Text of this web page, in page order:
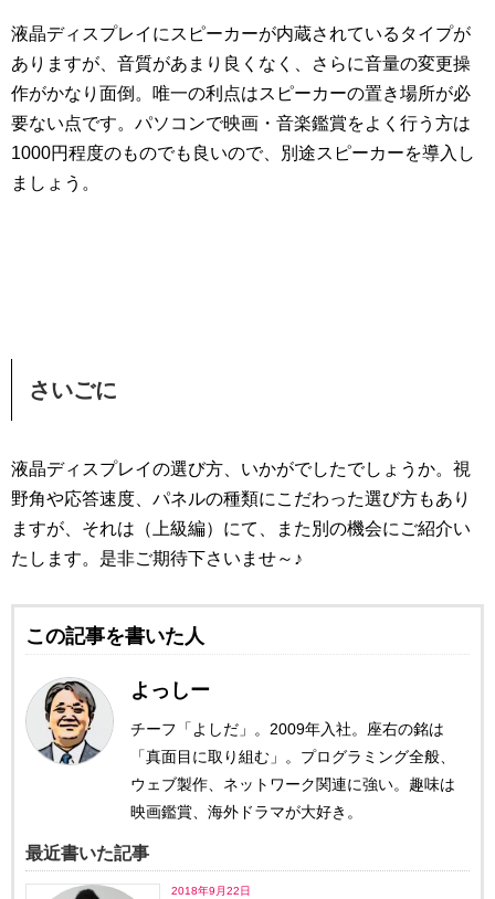
液晶ディスプレイにスピーカーが内蔵されているタイプが
ありますが、音質があまり良くなく、さらに音量の変更操
作がかなり面倒。唯一の利点はスピーカーの置き場所が必
要ない点です。パソコンで映画・音楽鑑賞をよく行う方は
1000円程度のものでも良いので、別途スピーカーを導入し
ましょう。
さいごに
液晶ディスプレイの選び方、いかがでしたでしょうか。視
野角や応答速度、パネルの種類にこだわった選び方もあり
ますが、それは（上級編）にて、また別の機会にご紹介い
たします。是非ご期待下さいませ～♪
この記事を書いた人
よっしー
チーフ「よしだ」。2009年入社。座右の銘は
「真面目に取り組む」。プログラミング全般、
ウェブ製作、ネットワーク関連に強い。趣味は
映画鑑賞、海外ドラマが大好き。
最近書いた記事
2018年9月22日